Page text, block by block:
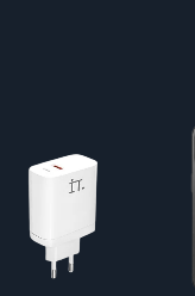
Charger IT 30W